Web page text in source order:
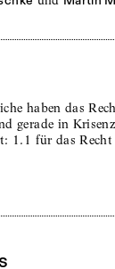
haben das
gerade in
1.1 für das